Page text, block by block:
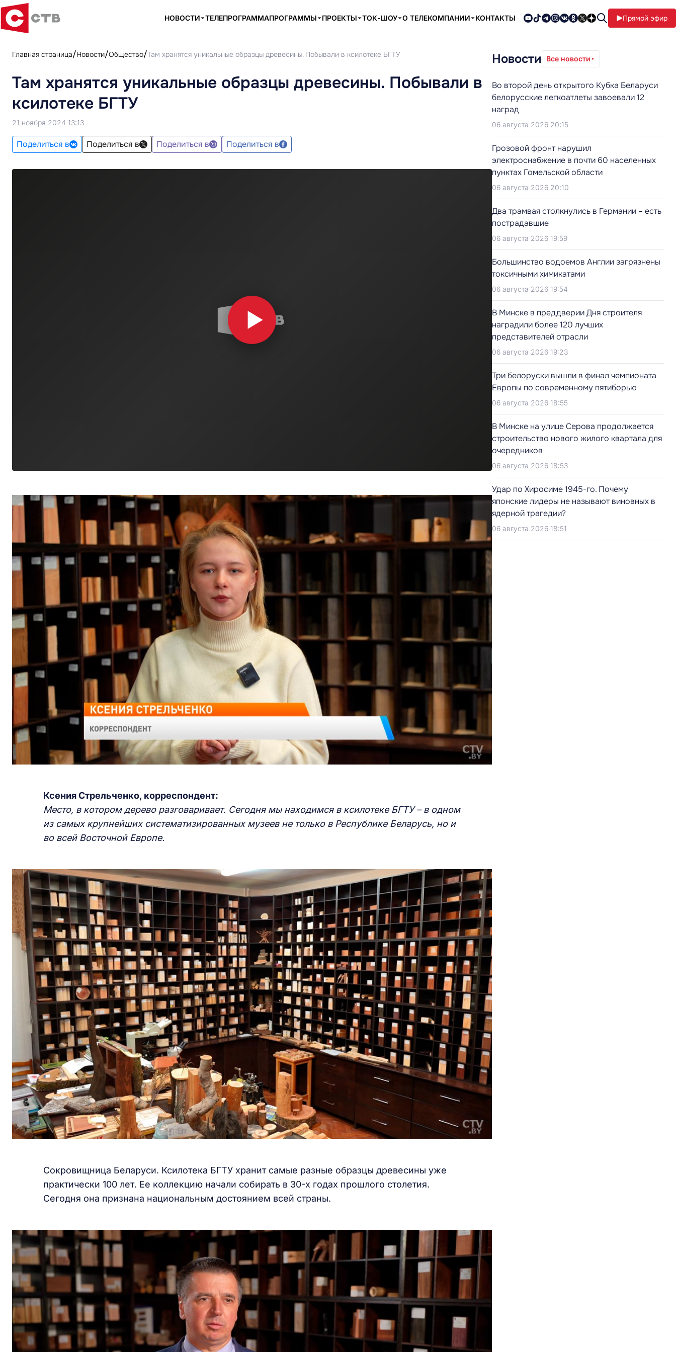
НОВОСТИ ТЕЛЕПРОГРАММАПРОГРАММЫ ПРОЕКТЫ ТОК-ШОУ О ТЕЛЕКОМПАНИИ КОНТАКТЫ Прямой эфир
Главная страница Новости Общество Там хранятся уникальные образцы древесины. Побывали в ксилотеке БГТУ
Там хранятся уникальные образцы древесины. Побывали в
ксилотеке БГТУ
21 ноября 2024 13:13
Поделиться в Поделиться в Поделиться в Поделиться в
Ксения Стрельченко, корреспондент:
Место, в котором дерево разговаривает. Сегодня мы находимся в ксилотеке БГТУ – в одном
из самых крупнейших систематизированных музеев не только в Республике Беларусь, но и
во всей Восточной Европе.
Сокровищница Беларуси. Ксилотека БГТУ хранит самые разные образцы древесины уже
практически 100 лет. Ее коллекцию начали собирать в 30-х годах прошлого столетия.
Сегодня она признана национальным достоянием всей страны.
Новости Все новости
Во второй день открытого Кубка Беларуси
белорусские легкоатлеты завоевали 12
наград
06 августа 2026 20:15
Грозовой фронт нарушил
электроснабжение в почти 60 населенных
пунктах Гомельской области
06 августа 2026 20:10
Два трамвая столкнулись в Германии – есть
пострадавшие
06 августа 2026 19:59
Большинство водоемов Англии загрязнены
токсичными химикатами
06 августа 2026 19:54
В Минске в преддверии Дня строителя
наградили более 120 лучших
представителей отрасли
06 августа 2026 19:23
Три белоруски вышли в финал чемпионата
Европы по современному пятиборью
06 августа 2026 18:55
В Минске на улице Серова продолжается
строительство нового жилого квартала для
очередников
06 августа 2026 18:53
Удар по Хиросиме 1945-го. Почему
японские лидеры не называют виновных в
ядерной трагедии?
06 августа 2026 18:51